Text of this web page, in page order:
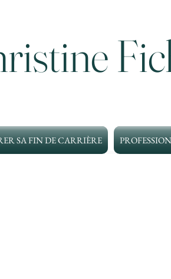
SA FIN DE CARRIÈRE